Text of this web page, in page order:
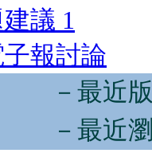
議 1
報討論
－最近
－最近